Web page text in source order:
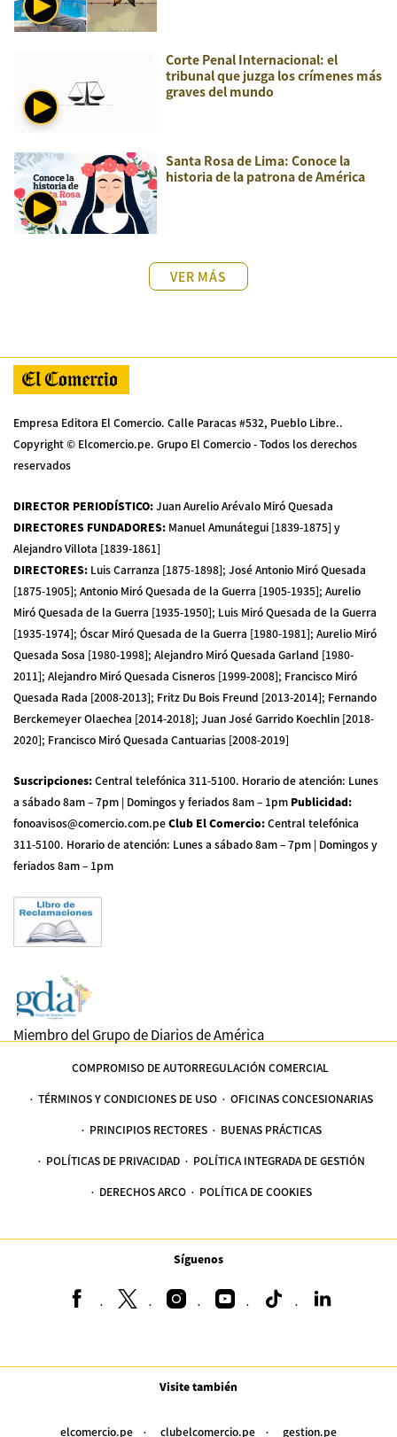
Corte Penal Internacional: el
tribunal que juzga los crímenes más
graves del mundo
Santa Rosa de Lima: Conoce la
historia de la patrona de América
VER MÁS
Empresa Editora El Comercio. Calle Paracas #532, Pueblo Libre..
Copyright © Elcomercio.pe. Grupo El Comercio - Todos los derechos
reservados
DIRECTOR PERIODÍSTICO:Juan Aurelio Arévalo Miró Quesada
DIRECTORES FUNDADORES: Manuel Amunátegui [1839-1875] y
Alejandro Villota [1839-1861]
DIRECTORES: Luis Carranza [1875-1898]; José Antonio Miró Quesada
[1875-1905]; Antonio Miró Quesada de la Guerra [1905-1935]; Aurelio
Miró Quesada de la Guerra [1935-1950]; Luis Miró Quesada de la Guerra
[1935-1974]; Óscar Miró Quesada de la Guerra [1980-1981]; Aurelio Miró
Quesada Sosa [1980-1998]; Alejandro Miró Quesada Garland [1980-
2011]; Alejandro Miró Quesada Cisneros [1999-2008]; Francisco Miró
Quesada Rada [2008-2013]; Fritz Du Bois Freund [2013-2014]; Fernando
Berckemeyer Olaechea [2014-2018]; Juan José Garrido Koechlin [2018-
2020]; Francisco Miró Quesada Cantuarias [2008-2019]
Suscripciones:Central telefónica 311-5100. Horario de atención: Lunes
a sábado 8am – 7pm | Domingos y feriados 8am – 1pm Publicidad:
fonoavisos@comercio.com.peClub El Comercio:Central telefónica
311-5100. Horario de atención: Lunes a sábado 8am – 7pm | Domingos y
feriados 8am – 1pm
Miembro del Grupo de Diarios de América
COMPROMISO DE AUTORREGULACIÓN COMERCIAL
TÉRMINOS Y CONDICIONES DE USO OFICINAS CONCESIONARIAS
PRINCIPIOS RECTORES BUENAS PRÁCTICAS
POLÍTICAS DE PRIVACIDAD POLÍTICA INTEGRADA DE GESTIÓN
DERECHOS ARCO POLÍTICA DE COOKIES
Síguenos
Visite también
elcomercio.pe clubelcomercio.pe gestion.pe